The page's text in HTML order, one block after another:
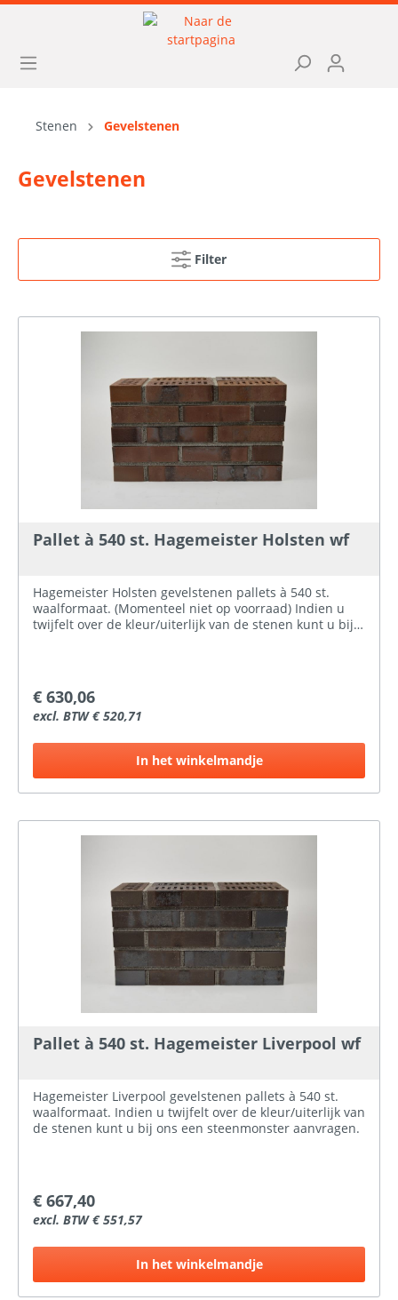
Stenen Gevelstenen
Gevelstenen
Filter
Pallet à 540 st. Hagemeister Holsten wf
Hagemeister Holsten gevelstenen pallets à 540 st.
waalformaat. (Momenteel niet op voorraad) Indien u
twijfelt over de kleur/uiterlijk van de stenen kunt u bij
€ 630,06
excl. BTW € 520,71
In het winkelmandje
Pallet à 540 st. Hagemeister Liverpool wf
Hagemeister Liverpool gevelstenen pallets à 540 st.
waalformaat. Indien u twijfelt over de kleur/uiterlijk van
de stenen kunt u bij ons een steenmonster aanvragen.
€ 667,40
excl. BTW € 551,57
In het winkelmandje